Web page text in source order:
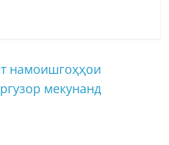
намоишгоҳҳои
мекунанд